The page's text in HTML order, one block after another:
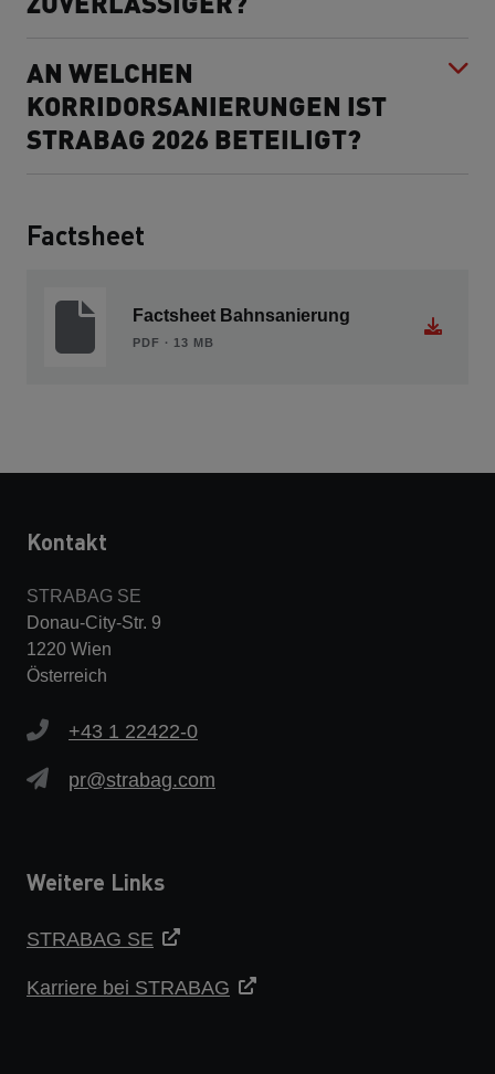
AN WELCHEN
KORRIDORSANIERUNGEN IST
STRABAG 2026 BETEILIGT?
Factsheet
Factsheet Bahnsanierung
PDF ∙ 13 MB
Kontakt
STRABAG SE
Donau-City-Str. 9
1220 Wien
Österreich
+43 1 22422-0
pr@strabag.com
Weitere Links
STRABAG SE
Karriere bei STRABAG